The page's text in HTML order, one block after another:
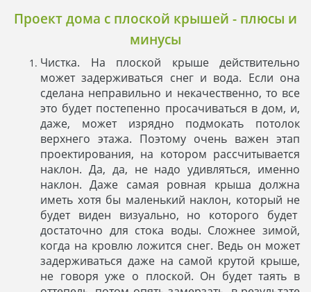
Проект дома с плоской крышей - плюсы и
минусы
Чистка. На плоской крыше действительно
может задерживаться снег и вода. Если она
сделана неправильно и некачественно, то все
это будет постепенно просачиваться в дом, и,
даже, может изрядно подмокать потолок
верхнего этажа. Поэтому очень важен этап
проектирования, на котором рассчитывается
наклон. Да, да, не надо удивляться, именно
наклон. Даже самая ровная крыша должна
иметь хотя бы маленький наклон, который не
будет виден визуально, но которого будет
достаточно для стока воды. Сложнее зимой,
когда на кровлю ложится снег. Ведь он может
задерживаться даже на самой крутой крыше,
не говоря уже о плоской. Он будет таять в